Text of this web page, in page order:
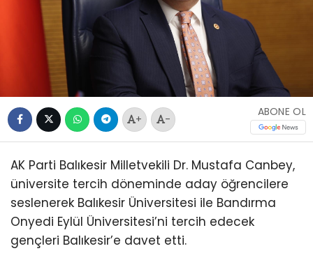
+ -
ABONE OL
AK Parti Balıkesir Milletvekili Dr. Mustafa Canbey,
üniversite tercih döneminde aday öğrencilere
seslenerek Balıkesir Üniversitesi ile Bandırma
Onyedi Eylül Üniversitesi’ni tercih edecek
gençleri Balıkesir’e davet etti.